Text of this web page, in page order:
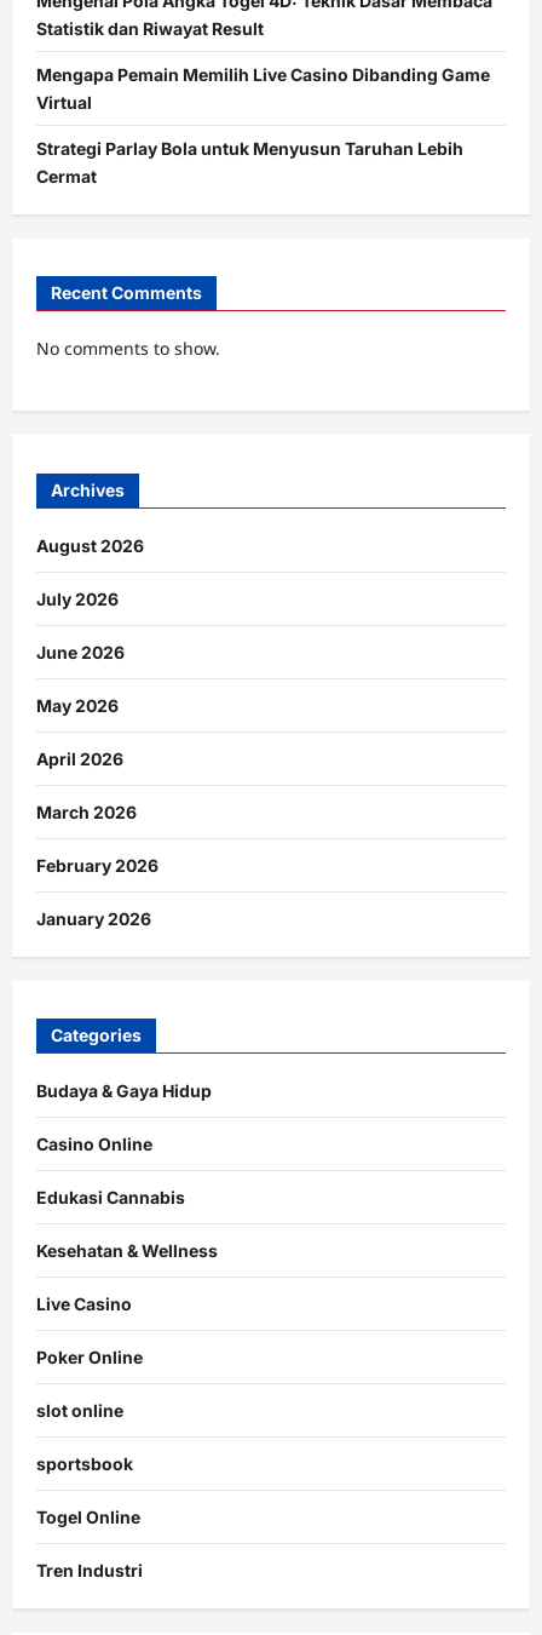
Statistik dan Riwayat Result
Mengapa Pemain Memilih Live Casino Dibanding Game
Virtual
Strategi Parlay Bola untuk Menyusun Taruhan Lebih
Cermat
Recent Comments
No comments to show.
Archives
August 2026
July 2026
June 2026
May 2026
April 2026
March 2026
February 2026
January 2026
Categories
Budaya & Gaya Hidup
Casino Online
Edukasi Cannabis
Kesehatan & Wellness
Live Casino
Poker Online
slot online
sportsbook
Togel Online
Tren Industri